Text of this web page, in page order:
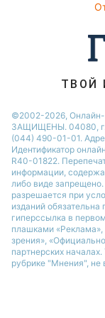
София Ротару
Ольга
Праздничное
ТВОЙ
©2002-2026, Онлайн-
ЗАЩИЩЕНЫ. 04080, г.
(044) 490-01-01.
Идентификатор
R40-01822.
информации,
либо виде
разрешается при
изданий
гиперссылка в
плашками «Реклама»,
зрения»,
партнерских
рубрике "Мнения", не